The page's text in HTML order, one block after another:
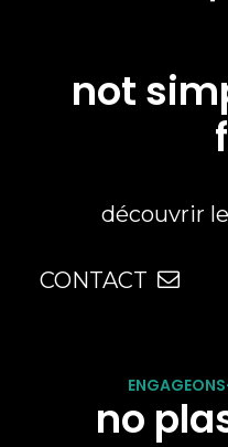
not
découvrir
CONTACT
no